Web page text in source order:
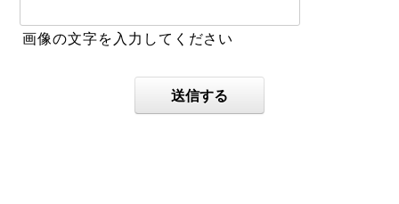
画像の文字を入力してください
送信する